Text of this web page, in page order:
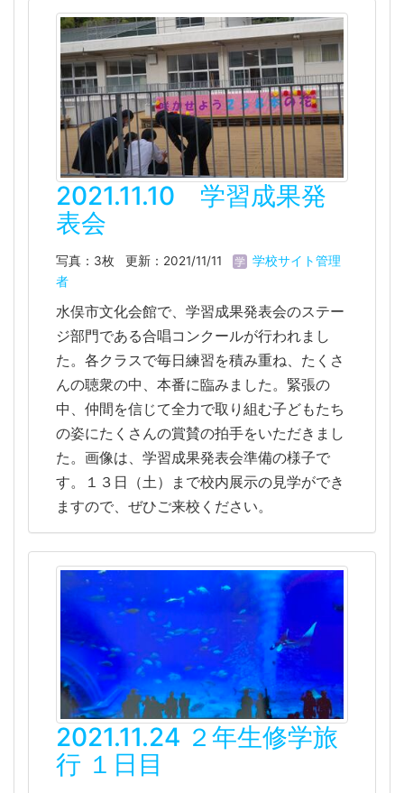
2021.11.10 学習成果発
表会
写真：3枚 更新：2021/11/11
学校サイト管理
者
水俣市文化会館で、学習成果発表会のステー
ジ部門である合唱コンクールが行われまし
た。各クラスで毎日練習を積み重ね、たくさ
んの聴衆の中、本番に臨みました。緊張の
中、仲間を信じて全力で取り組む子どもたち
の姿にたくさんの賞賛の拍手をいただきまし
た。画像は、学習成果発表会準備の様子で
す。１３日（土）まで校内展示の見学ができ
ますので、ぜひご来校ください。
2021.11.24 ２年生修学旅
行 １日目